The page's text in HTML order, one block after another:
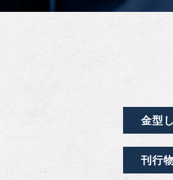
金型
刊行